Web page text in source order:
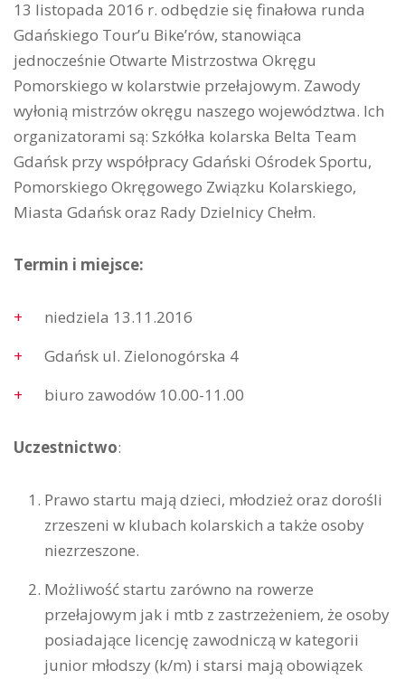
13 listopada 2016 r. odbędzie się finałowa runda
Gdańskiego Tour’u Bike’rów, stanowiąca
jednocześnie Otwarte Mistrzostwa Okręgu
Pomorskiego w kolarstwie przełajowym. Zawody
wyłonią mistrzów okręgu naszego województwa. Ich
organizatorami są: Szkółka kolarska Belta Team
Gdańsk przy współpracy Gdański Ośrodek Sportu,
Pomorskiego Okręgowego Związku Kolarskiego,
Miasta Gdańsk oraz Rady Dzielnicy Chełm.
Termin i miejsce:
niedziela 13.11.2016
Gdańsk ul. Zielonogórska 4
biuro zawodów 10.00-11.00
Uczestnictwo:
Prawo startu mają dzieci, młodzież oraz dorośli
zrzeszeni w klubach kolarskich a także osoby
niezrzeszone.
Możliwość startu zarówno na rowerze
przełajowym jak i mtb z zastrzeżeniem, że osoby
posiadające licencję zawodniczą w kategorii
junior młodszy (k/m) i starsi mają obowiązek